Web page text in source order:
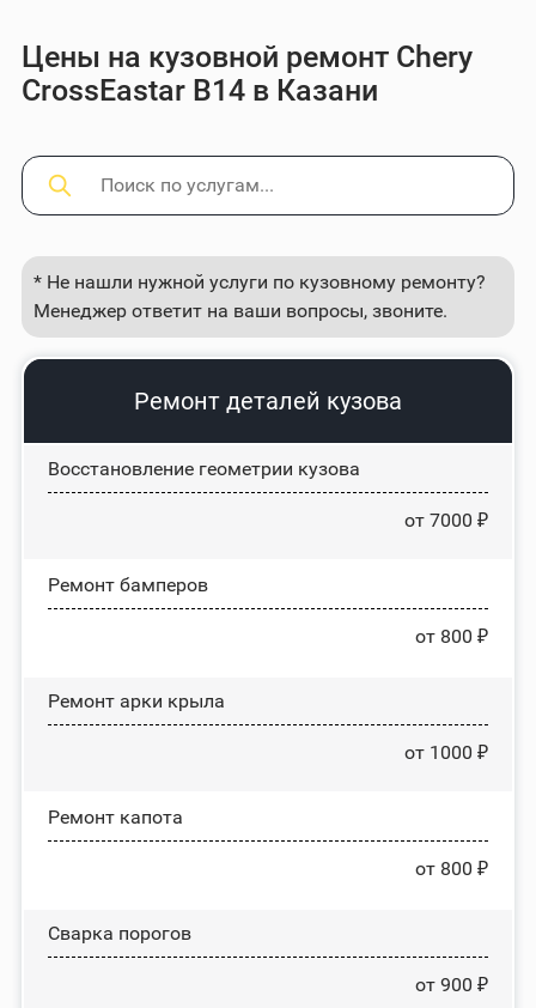
Цены на кузовной ремонт Chery
CrossEastar B14 в Казани
* Не нашли нужной услуги по кузовному ремонту?
Менеджер ответит на ваши вопросы, звоните.
Ремонт деталей кузова
Восстановление геометрии кузова
от 7000 ₽
Ремонт бамперов
от 800 ₽
Ремонт арки крыла
от 1000 ₽
Ремонт капота
от 800 ₽
Сварка порогов
от 900 ₽